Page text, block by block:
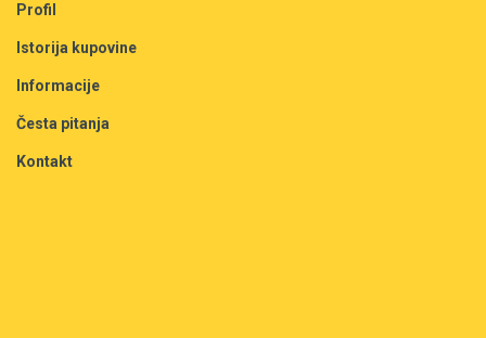
Profil
Istorija kupovine
Informacije
Česta pitanja
Kontakt